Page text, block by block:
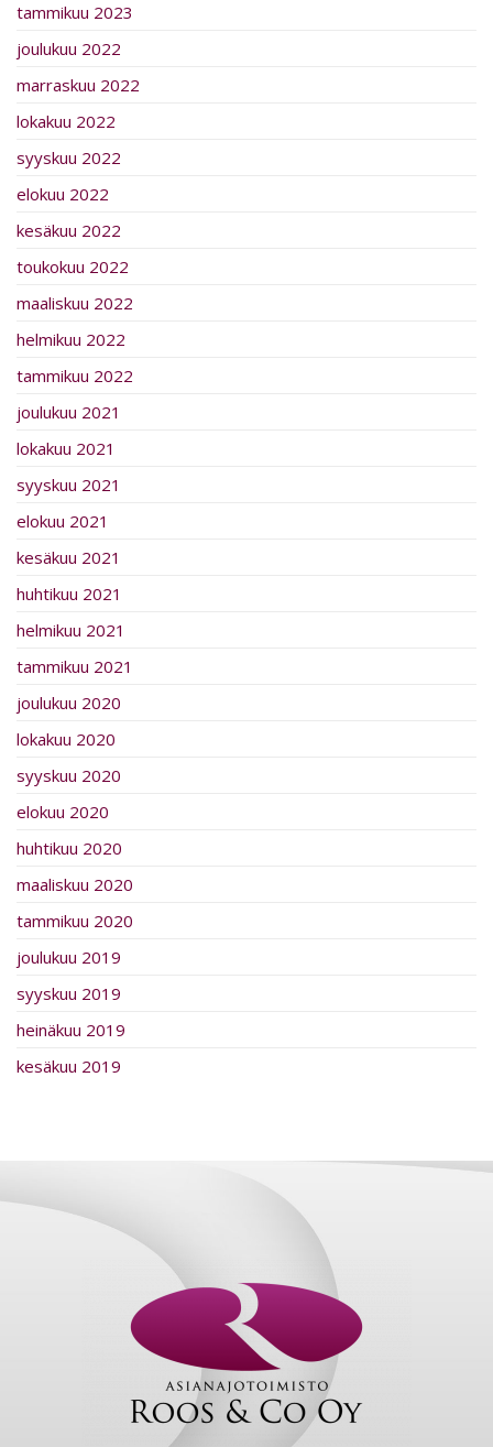
tammikuu 2023
joulukuu 2022
marraskuu 2022
lokakuu 2022
syyskuu 2022
elokuu 2022
kesäkuu 2022
toukokuu 2022
maaliskuu 2022
helmikuu 2022
tammikuu 2022
joulukuu 2021
lokakuu 2021
syyskuu 2021
elokuu 2021
kesäkuu 2021
huhtikuu 2021
helmikuu 2021
tammikuu 2021
joulukuu 2020
lokakuu 2020
syyskuu 2020
elokuu 2020
huhtikuu 2020
maaliskuu 2020
tammikuu 2020
joulukuu 2019
syyskuu 2019
heinäkuu 2019
kesäkuu 2019